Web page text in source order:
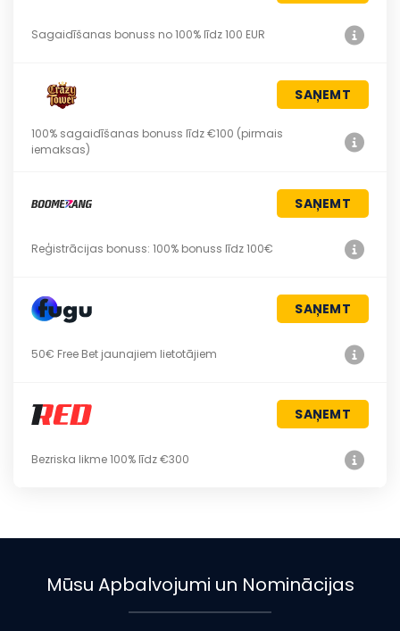
Sagaidīšanas bonuss no 100% līdz 100 EUR
SAŅEMT
100% sagaidīšanas bonuss līdz €100 (pirmais
iemaksas)
SAŅEMT
Reģistrācijas bonuss: 100% bonuss līdz 100€
SAŅEMT
50€ Free Bet jaunajiem lietotājiem
SAŅEMT
Bezriska likme 100% līdz €300
Mūsu Apbalvojumi un Nominācijas